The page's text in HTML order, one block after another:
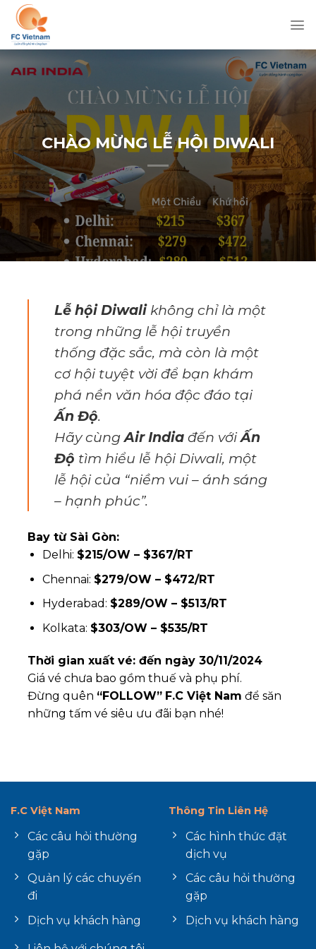
Chuyển
đến
nội
CHÀO MỪNG LỄ HỘI DIWALI
Lễ hội Diwalikhông chỉ là một
trong những lễ hội truyền
thống đặc sắc, mà còn là một
cơ hội tuyệt vời để bạn khám
phá nền văn hóa độc đáo tại
Ấn Độ.
Hãy cùngAir India đến vớiẤn
Độ tìm hiểu lễ hội Diwali, một
lễ hội của “niềm vui – ánh sáng
– hạnh phúc”.
Bay từ Sài Gòn:
Delhi: $215/OW – $367/RT
Chennai: $279/OW – $472/RT
Hyderabad: $289/OW – $513/RT
Kolkata: $303/OW – $535/RT
Thời gian xuất vé: đến ngày 30/11/2024
Giá vé chưa bao gồm thuế và phụ phí.
Đừng quên “FOLLOW” F.C Việt Nam để săn
những tấm vé siêu ưu đãi bạn nhé!
F.C Việt Nam
Các câu hỏi thường
gặp
Quản lý các chuyến
đi
Dịch vụ khách hàng
Thông Tin Liên Hệ
Các hình thức đặt
dịch vụ
Các câu hỏi thường
gặp
Dịch vụ khách hàng